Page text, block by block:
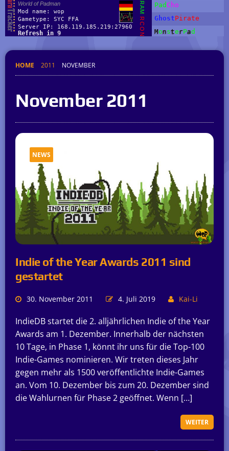
HOME 2011 NOVEMBER
November 2011
NEWS
Indie of the Year Awards 2011 sind
gestartet
30. November 2011 4. Juli 2019 Kai-Li
IndieDB startet die 2. alljährlichen Indie of the Year
Awards am 1. Dezember. Innerhalb der nächsten
10 Tage, in Phase 1, könnt ihr uns für die Top-100
Indie-Games nominieren. Wir treten dieses Jahr
gegen mehr als 1500 veröffentlichte Indie-Games
an. Vom 10. Dezember bis zum 20. Dezember sind
die Wahlurnen für Phase 2 geöffnet. Wenn […]
WEITER